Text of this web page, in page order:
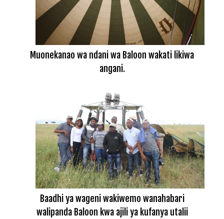
Muonekanao wa ndani wa Baloon wakati likiwa
angani.
Baadhi ya wageni wakiwemo wanahabari
walipanda Baloon kwa ajili ya kufanya utalii